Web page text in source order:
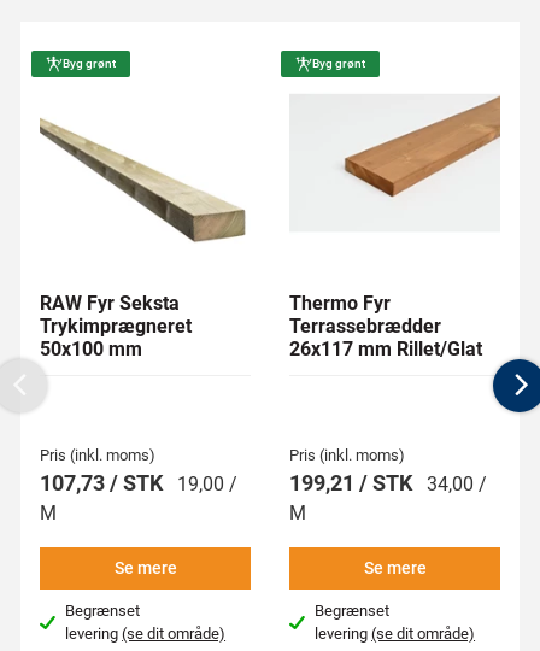
Byg grønt
RAW Fyr Seksta
Trykimprægneret
50x100 mm
Pris (inkl. moms)
107,73 / STK
19,00 /
M
Se mere
Begrænset
levering(se dit område)
Byg grønt
Thermo Fyr
Terrassebrædder
26x117 mm Rillet/Glat
Pris (inkl. moms)
199,21 / STK 34,00 /
M
Se mere
Begrænset
levering(se dit område)
Previous